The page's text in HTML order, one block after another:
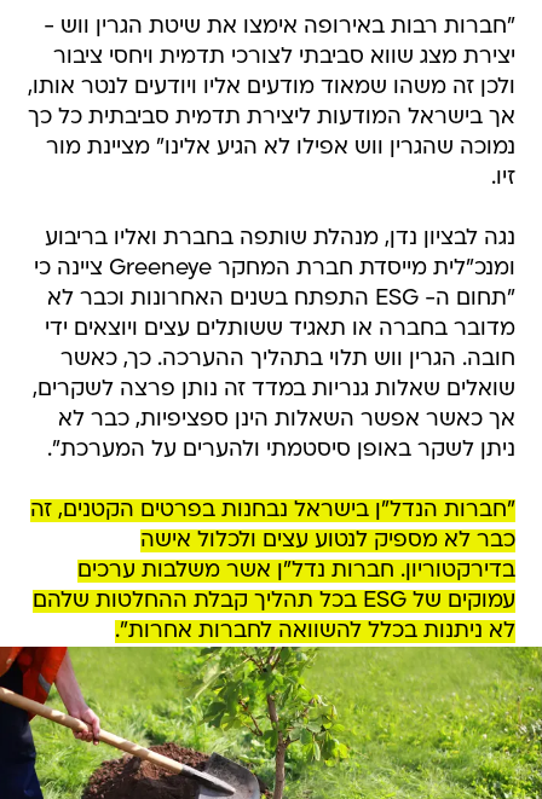
"חברות רבות באירופה אימצו את שיטת הגרין ווש -
יצירת מצג שווא סביבתי לצורכי תדמית ויחסי ציבור
ולכן זה משהו שמאוד מודעים אליו ויודעים לנטר אותו,
אך בישראל המודעות ליצירת תדמית סביבתית כל כך
נמוכה שהגרין ווש אפילו לא הגיע אלינו" מציינת מור
זיו.
נגה לבציון נדן, מנהלת שותפה בחברת ואליו בריבוע
ומנכ"לית מייסדת חברת המחקר Greeneye ציינה כי
"תחום ה- ESG התפתח בשנים האחרונות וכבר לא
מדובר בחברה או תאגיד ששותלים עצים ויוצאים ידי
חובה. הגרין ווש תלוי בתהליך ההערכה. כך, כאשר
שואלים שאלות גנריות במדד זה נותן פרצה לשקרים,
אך כאשר אפשר השאלות הינן ספציפיות, כבר לא
ניתן לשקר באופן סיסטמתי ולהערים על המערכת".
"חברות הנדל"ן בישראל נבחנות בפרטים הקטנים, זה
כבר לא מספיק לנטוע עצים ולכלול אישה
בדירקטוריון. חברות נדל"ן אשר משלבות ערכים
עמוקים של ESG בכל תהליך קבלת ההחלטות שלהם
לא ניתנות בכלל להשוואה לחברות אחרות".